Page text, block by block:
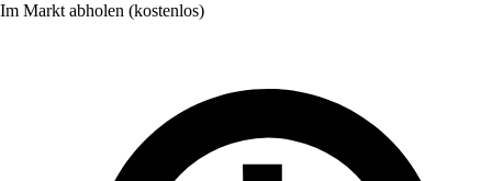
Im Markt abholen (kostenlos)